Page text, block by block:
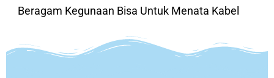
Beragam Kegunaan Bisa Untuk Menata Kabel